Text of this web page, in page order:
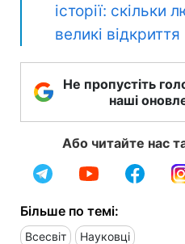
історії: скільки
великі відкриття
Не пропустіть
наші
Або читайте нас
Більше по темі:
Всесвіт Науковці